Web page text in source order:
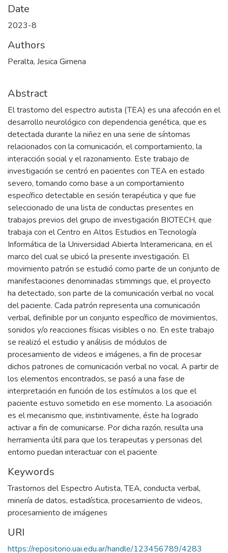
Date
2023-8
Authors
Peralta, Jesica Gimena
Abstract
El trastorno del espectro autista (TEA) es una afección en el
desarrollo neurológico con dependencia genética, que es
detectada durante la niñez en una serie de síntomas
relacionados con la comunicación, el comportamiento, la
interacción social y el razonamiento. Este trabajo de
investigación se centró en pacientes con TEA en estado
severo, tomando como base a un comportamiento
específico detectable en sesión terapéutica y que fue
seleccionado de una lista de conductas presentes en
trabajos previos del grupo de investigación BIOTECH, que
trabaja con el Centro en Altos Estudios en Tecnología
Informática de la Universidad Abierta Interamericana, en el
marco del cual se ubicó la presente investigación. El
movimiento patrón se estudió como parte de un conjunto de
manifestaciones denominadas stimmings que, el proyecto
ha detectado, son parte de la comunicación verbal no vocal
del paciente. Cada patrón representa una comunicación
verbal, definible por un conjunto específico de movimientos,
sonidos y/o reacciones físicas visibles o no. En este trabajo
se realizó el estudio y análisis de módulos de
procesamiento de videos e imágenes, a fin de procesar
dichos patrones de comunicación verbal no vocal. A partir de
los elementos encontrados, se pasó a una fase de
interpretación en función de los estímulos a los que el
paciente estuvo sometido en ese momento. La asociación
es el mecanismo que, instintivamente, éste ha logrado
activar a fin de comunicarse. Por dicha razón, resulta una
herramienta útil para que los terapeutas y personas del
entorno puedan interactuar con el paciente
Keywords
Trastornos del Espectro Autista, TEA, conducta verbal,
minería de datos, estadística, procesamiento de videos,
procesamiento de imágenes
URI
https://repositorio.uai.edu.ar/handle/123456789/4283